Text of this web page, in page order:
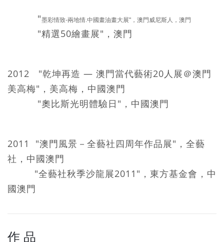
"墨彩情致-兩地情.中國畫油畫大展"，澳門威尼斯人，澳門
"精選50繪畫展"，澳門
2012 "乾坤再造 — 澳門當代藝術20人展＠澳門
美高梅"，美高梅，中國澳門
"奧比斯光明體驗日"，中國澳門
2011 "澳門風景－全藝社四周年作品展"，全藝
社，中國澳門
"全藝社秋季沙龍展2011"，東方基金會，中
國澳門
作 品